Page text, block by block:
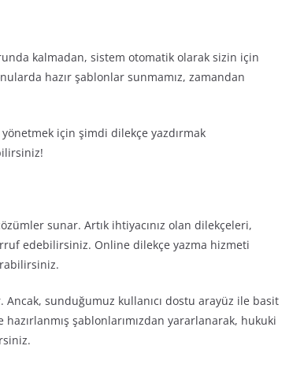
kalmadan, sistem otomatik olarak sizin için
hazır şablonlar sunmamız, zamandan
için şimdi dilekçe yazdırmak
sunar. Artık ihtiyacınız olan dilekçeleri,
edebilirsiniz. Online dilekçe yazma hizmeti
Ancak, sunduğumuz kullanıcı dostu arayüz ile basit
şablonlarımızdan yararlanarak, hukuki